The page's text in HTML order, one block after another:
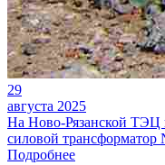
29
августа 2025
На Ново-Рязанской ТЭЦ
силовой
Подробнее